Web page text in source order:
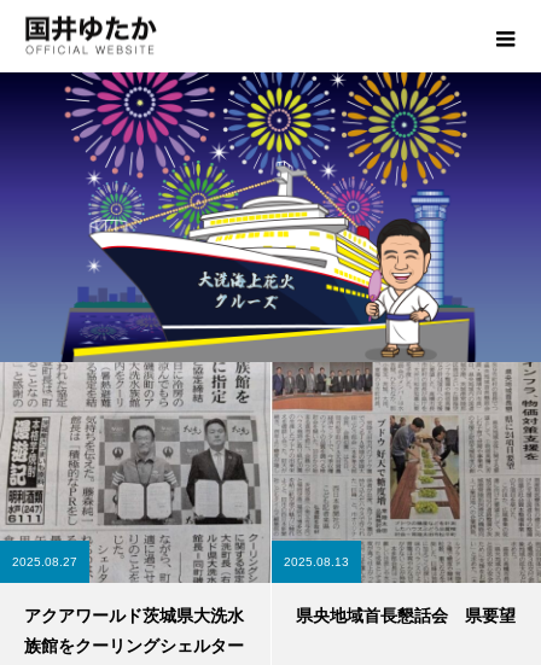
2025.08.27
アクアワールド茨城県大洗水
族館をクーリングシェルター
2025.08.13
県央地域首長懇話会 県要望